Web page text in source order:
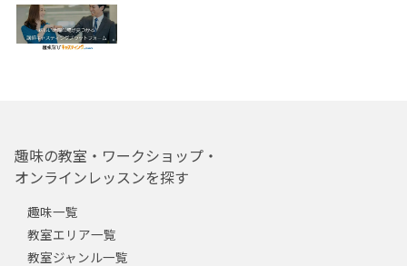
趣味の教室・ワークショップ・
オンラインレッスンを探す
趣味一覧
教室エリア一覧
教室ジャンル一覧